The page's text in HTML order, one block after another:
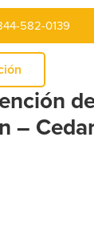
582-0139
–